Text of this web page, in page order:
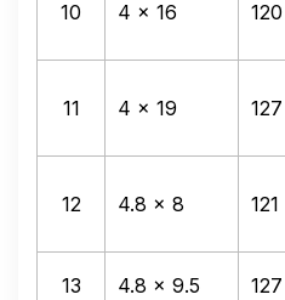
10 4 x 16 120
11 4 x 19 127
12 4.8 x 8 121
13 4.8 x 9.5 127